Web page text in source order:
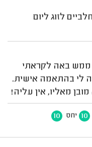
לזוג ליום
באה לקראתי
לי בהתאמה אישית.
מאליו, אין עליה!
10 יחס 10